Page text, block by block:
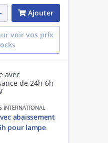
Ajouter
voir vos prix
INTERNATIONAL
abaissement
pour lampe